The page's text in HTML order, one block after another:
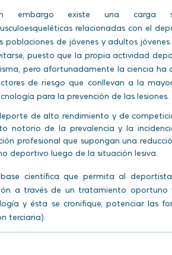
embargo existe una carga
relacionadas con el
poblaciones de jóvenes y adultos
puesto que la propia actividad
pero afortunadamente la ciencia ha
de riesgo que conllevan a la
para la prevención de las lesiones.
de alto rendimiento y de
notorio de la prevalencia y la
profesional que supongan una
deportivo luego de la situación lesiva.
científica que permita al
a través de un tratamiento oportuno
y ésta se cronifique, potenciar las
terciaria).